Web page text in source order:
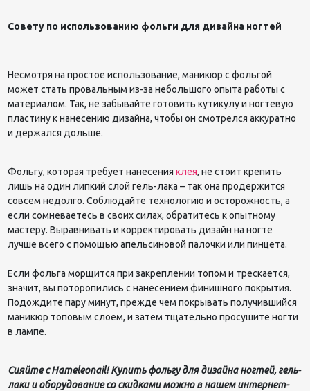
Совету по использованию фольги для дизайна ногтей
Несмотря на простое использование, маникюр с фольгой
может стать провальным из-за небольшого опыта работы с
материалом. Так, не забывайте готовить кутикулу и ногтевую
пластину к нанесению дизайна, чтобы он смотрелся аккуратно
и держался дольше.
Фольгу, которая требует нанесения клея, не стоит крепить
лишь на один липкий слой гель-лака – так она продержится
совсем недолго. Соблюдайте технологию и осторожность, а
если сомневаетесь в своих силах, обратитесь к опытному
мастеру. Выравнивать и корректировать дизайн на ногте
лучше всего с помощью апельсиновой палочки или пинцета.
Если фольга морщится при закреплении топом и трескается,
значит, вы поторопились с нанесением финишного покрытия.
Подождите пару минут, прежде чем покрывать получившийся
маникюр топовым слоем, и затем тщательно просушите ногти
в лампе.
Сияйте сHameleonail! Купить фольгу для дизайна ногтей, гель-
лаки и оборудование со скидками можно в нашем интернет-